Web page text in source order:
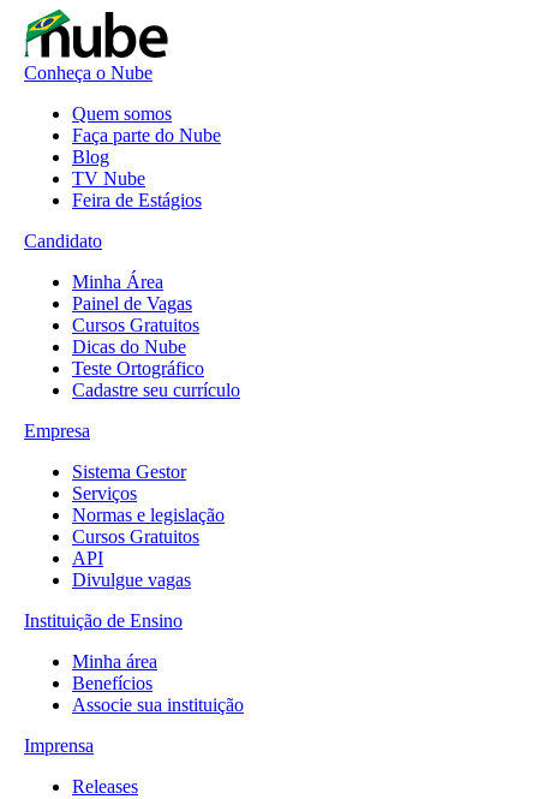
Conheça o Nube
Quem somos
Faça parte do Nube
Blog
TV Nube
Feira de Estágios
Candidato
Minha Área
Painel de Vagas
Cursos Gratuitos
Dicas do Nube
Teste Ortográfico
Cadastre seu currículo
Empresa
Sistema Gestor
Serviços
Normas e legislação
Cursos Gratuitos
API
Divulgue vagas
Instituição de Ensino
Minha área
Benefícios
Associe sua instituição
Imprensa
Releases